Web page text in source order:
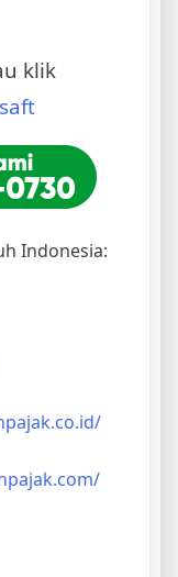
klik
Indonesia: